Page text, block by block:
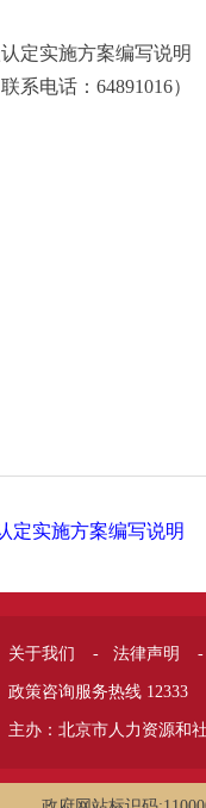
定实施方案编写说明
系电话：64891016）
定实施方案编写说明
关于我们 - 法律声明
政策咨询服务热线 12333
主办：北京市人力资源和